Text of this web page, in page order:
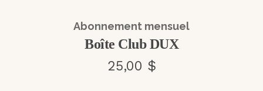
Abonnement mensuel
Boîte Club DUX
25,00 $